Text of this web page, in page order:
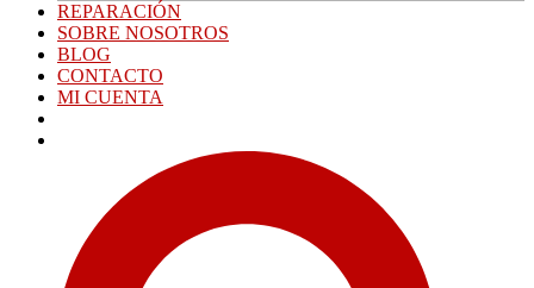
REPARACIÓN
SOBRE NOSOTROS
BLOG
CONTACTO
MI CUENTA